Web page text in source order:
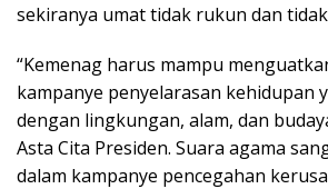
sekiranya umat tidak rukun dan
“Kemenag harus mampu
kampanye penyelarasan kehidupan
dengan lingkungan, alam, dan
Asta Cita Presiden. Suara agama
dalam kampanye pencegahan